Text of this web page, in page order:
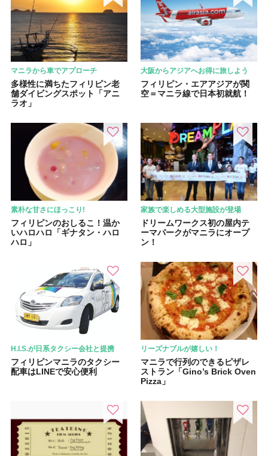
マニラから車でアプローチ
多様性に満ちたフィリピン老
舗ダイビングスポット「アニ
ラオ」
大阪からアジアへお得に旅しよう
フィリピン・エアアジアが関
空＝マニラ線で日本初就航！
素朴な甘さにほっこり!
フィリピンのおしるこ！温か
いハロハロ「ギナタン・ハロ
ハロ」
家族で楽しめる大型施設が登場
ドリームワークス初の屋内テ
ーマパークがマニラにオープ
ン！
H.I.S.が日系タクシー会社と提携
フィリピンマニラのタクシー
配車はLINEで安心便利
リーズナブルが嬉しい！
マニラで行列のできるピザレ
ストラン「Gino’s Brick Oven
Pizza」